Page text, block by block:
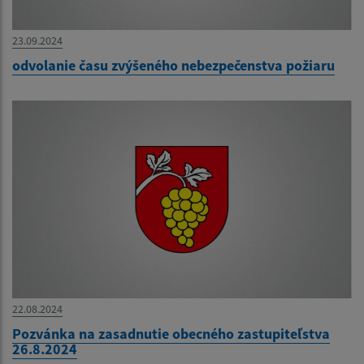
23.09.2024
odvolanie času zvýšeného nebezpečenstva požiaru
22.08.2024
Pozvánka na zasadnutie obecného zastupiteľstva
26.8.2024